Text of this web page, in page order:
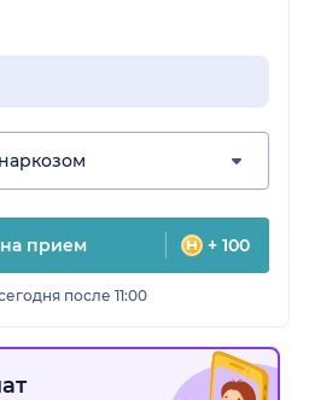
на прием + 100
после 11:00